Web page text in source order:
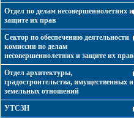
Отдел по делам несовершеннолетних и
защите их прав
Сектор по обеспечению деятельности
комиссии по делам
несовершеннолетних и защите их прав
Отдел архитектуры,
градостроительства, имущественных и
земельных отношений
УТСЗН